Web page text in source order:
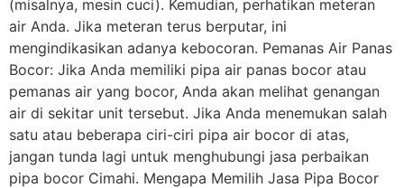
(misalnya, mesin cuci). Kemudian, perhatikan meteran
air Anda. Jika meteran terus berputar, ini
mengindikasikan adanya kebocoran. Pemanas Air Panas
Bocor: Jika Anda memiliki pipa air panas bocor atau
pemanas air yang bocor, Anda akan melihat genangan
air di sekitar unit tersebut. Jika Anda menemukan salah
satu atau beberapa ciri-ciri pipa air bocor di atas,
jangan tunda lagi untuk menghubungi jasa perbaikan
pipa bocor Cimahi. Mengapa Memilih Jasa Pipa Bocor